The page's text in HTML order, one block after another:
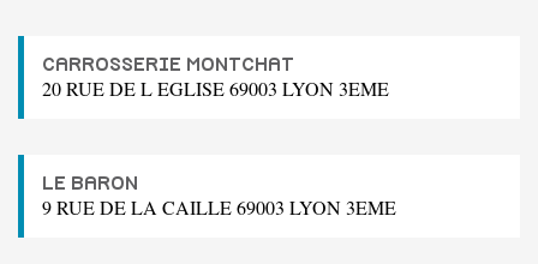
CARROSSERIE MONTCHAT
20 RUE DE L EGLISE 69003 LYON 3EME
LE BARON
9 RUE DE LA CAILLE 69003 LYON 3EME